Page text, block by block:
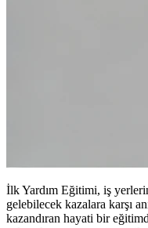
İlk Yardım Eğitimi, iş
gelebilecek kazalara karşı
kazandıran hayati bir